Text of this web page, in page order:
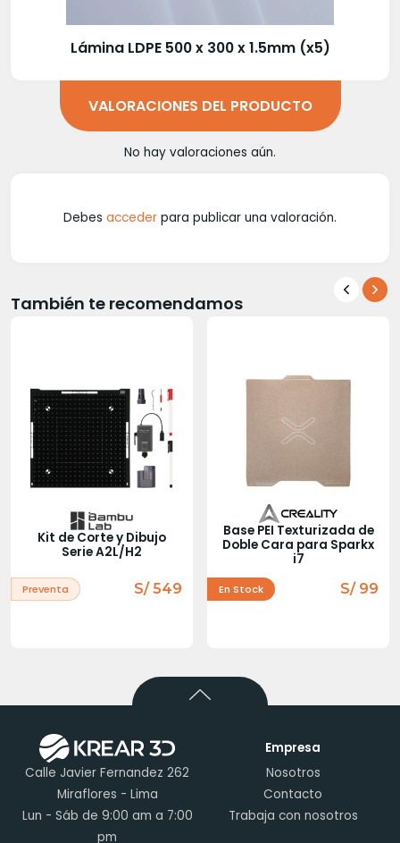
Lámina LDPE 500 x 300 x 1.5mm (x5)
VALORACIONES DEL PRODUCTO
No hay valoraciones aún.
Debes acceder para publicar una valoración.
También te recomendamos
Kit de Corte y Dibujo
Serie A2L/H2
Preventa S/ 549
Base PEI Texturizada de
Doble Cara para Sparkx
i7
En Stock S/ 99
Calle Javier Fernandez 262
Miraflores - Lima
Lun - Sáb de 9:00 am a 7:00
pm
Empresa
Nosotros
Contacto
Trabaja con nosotros